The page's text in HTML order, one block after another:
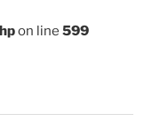
on line 599